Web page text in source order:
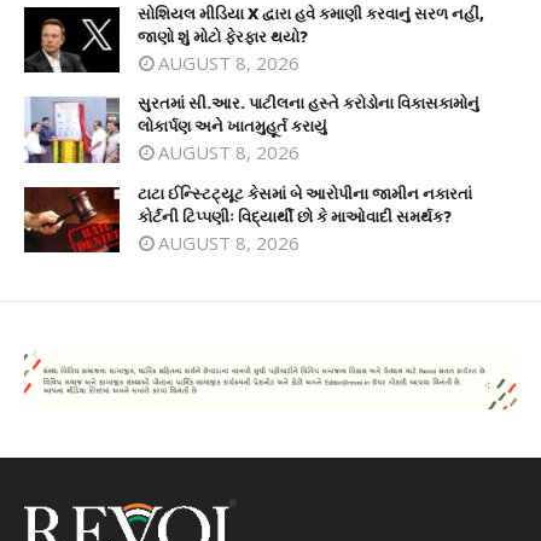
સોશિયલ મીડિયા X દ્વારા હવે કમાણી કરવાનું સરળ નહીં,
જાણો શું મોટો ફેરફાર થયો?
AUGUST 8, 2026
સુરતમાં સી.આર. પાટીલના હસ્તે કરોડોના વિકાસકામોનું
લોકાર્પણ અને ખાતમુહૂર્ત કરાયું
AUGUST 8, 2026
ટાટા ઈન્સ્ટિટ્યૂટ કેસમાં બે આરોપીના જામીન નકારતાં
કોર્ટની ટિપ્પણીઃ વિદ્યાર્થી છો કે માઓવાદી સમર્થક?
AUGUST 8, 2026